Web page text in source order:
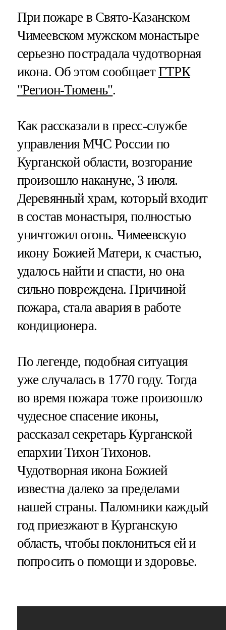
При пожаре в Свято-Казанском
Чимеевском мужском монастыре
серьезно пострадала чудотворная
икона. Об этом сообщаетГТРК
"Регион-Тюмень".
Как рассказали в пресс-службе
управления МЧС России по
Курганской области, возгорание
произошло накануне, 3 июля.
Деревянный храм, который входит
в состав монастыря, полностью
уничтожил огонь. Чимеевскую
икону Божией Матери, к счастью,
удалось найти и спасти, но она
сильно повреждена. Причиной
пожара, стала авария в работе
кондиционера.
По легенде, подобная ситуация
уже случалась в 1770 году. Тогда
во время пожара тоже произошло
чудесное спасение иконы,
рассказал секретарь Курганской
епархии Тихон Тихонов.
Чудотворная икона Божией
известна далеко за пределами
нашей страны. Паломники каждый
год приезжают в Курганскую
область, чтобы поклониться ей и
попросить о помощи и здоровье.